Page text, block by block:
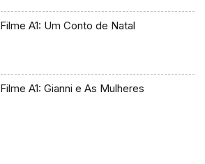
Filme A1: Um Conto de Natal
Filme A1: Gianni e As Mulheres